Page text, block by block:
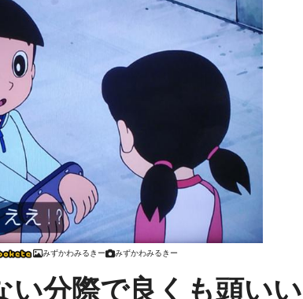
みずかわみるきー みずかわみるきー
い分際で良くも頭いい